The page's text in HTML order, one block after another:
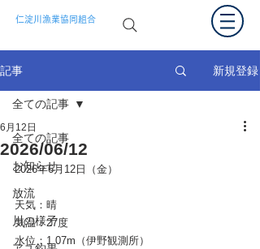
仁淀川漁業協同組合
記事 新規登録
全ての記事
お知らせ
放流
川の様子
全ての記事
2026/06/12
6月12日
2026年6月12日（金）
天気：晴
気温：27度
水位：1.07m（伊野観測所）